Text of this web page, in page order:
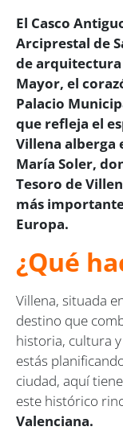
El Casco
Arciprestal de
de arquitectura
Mayor, el
Palacio
que refleja el
Villena alberga
María Soler,
Tesoro de
más
Europa.
¿Qué
Villena, situada
destino que
historia, cultura
estás
ciudad, aquí
este histórico
Valenciana.